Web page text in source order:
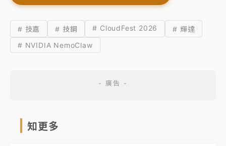
# 技嘉 # 技鋼 # CloudFest 2026
# 輝達
# NVIDIA NemoClaw
知更多